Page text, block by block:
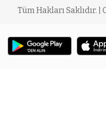
Tüm Hakları Saklıdır. |